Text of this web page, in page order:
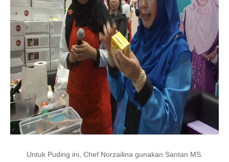
Untuk Puding ini, Chef Norzailina gunakan Santan MS.